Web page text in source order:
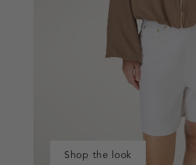
Shop the look